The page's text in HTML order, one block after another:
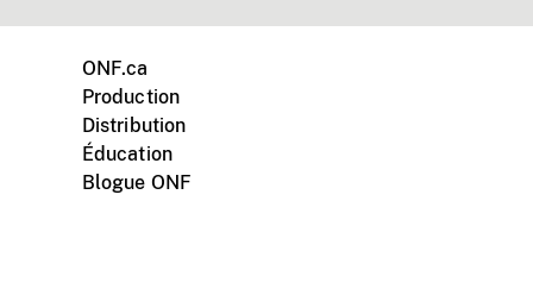
ONF.ca
Production
Distribution
Éducation
Blogue ONF